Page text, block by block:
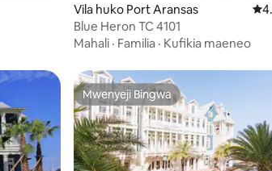
Vila huko Port Aransas
Blue Heron TC 4101
Mahali · Familia · Kufikia maeneo
Mwenyeji Bingwa
Mwenyeji Bingwa